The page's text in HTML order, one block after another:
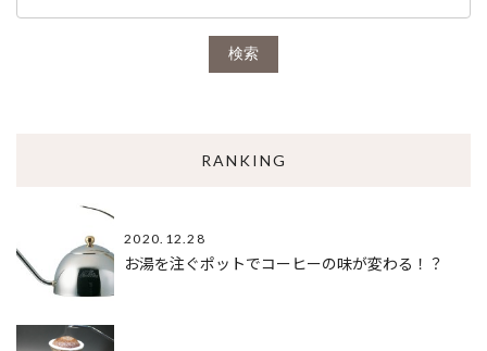
検索
RANKING
2020.12.28
お湯を注ぐポットでコーヒーの味が変わる！？